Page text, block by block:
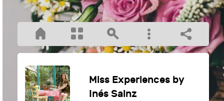
Miss Experiences by
Inés Sainz